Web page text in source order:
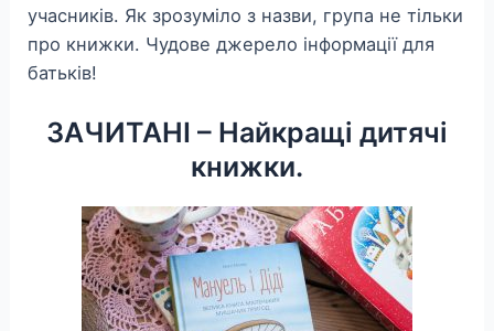
учасників. Як зрозуміло з назви, група не тільки
про книжки. Чудове джерело інформації для
батьків!
ЗАЧИТАНІ – Найкращі дитячі
книжки.